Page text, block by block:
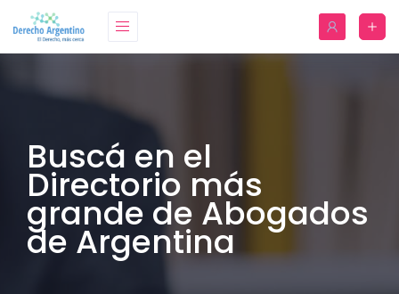
Buscá en el
Directorio más
grande de Abogados
de Argentina